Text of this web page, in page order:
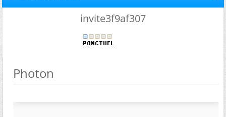
invite3f9af307
Photon